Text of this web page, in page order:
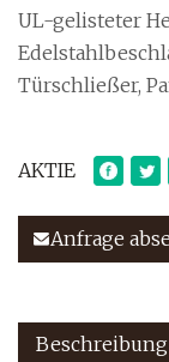
UL-gelisteter
Türschließer,
AKTIE
Anfrage
Beschreibung